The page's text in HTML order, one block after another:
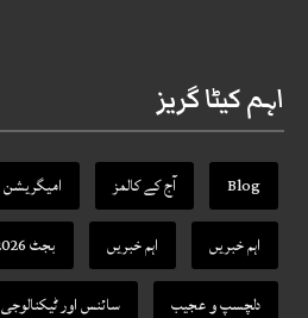
اہم کیٹا گریز
Blog آج کے کالمز امیگریشن
اہم خبریں
اہم خبریں بجٹ 2026-27
دلچسپ و عجیب
سائنس اور ٹیکنالوجی